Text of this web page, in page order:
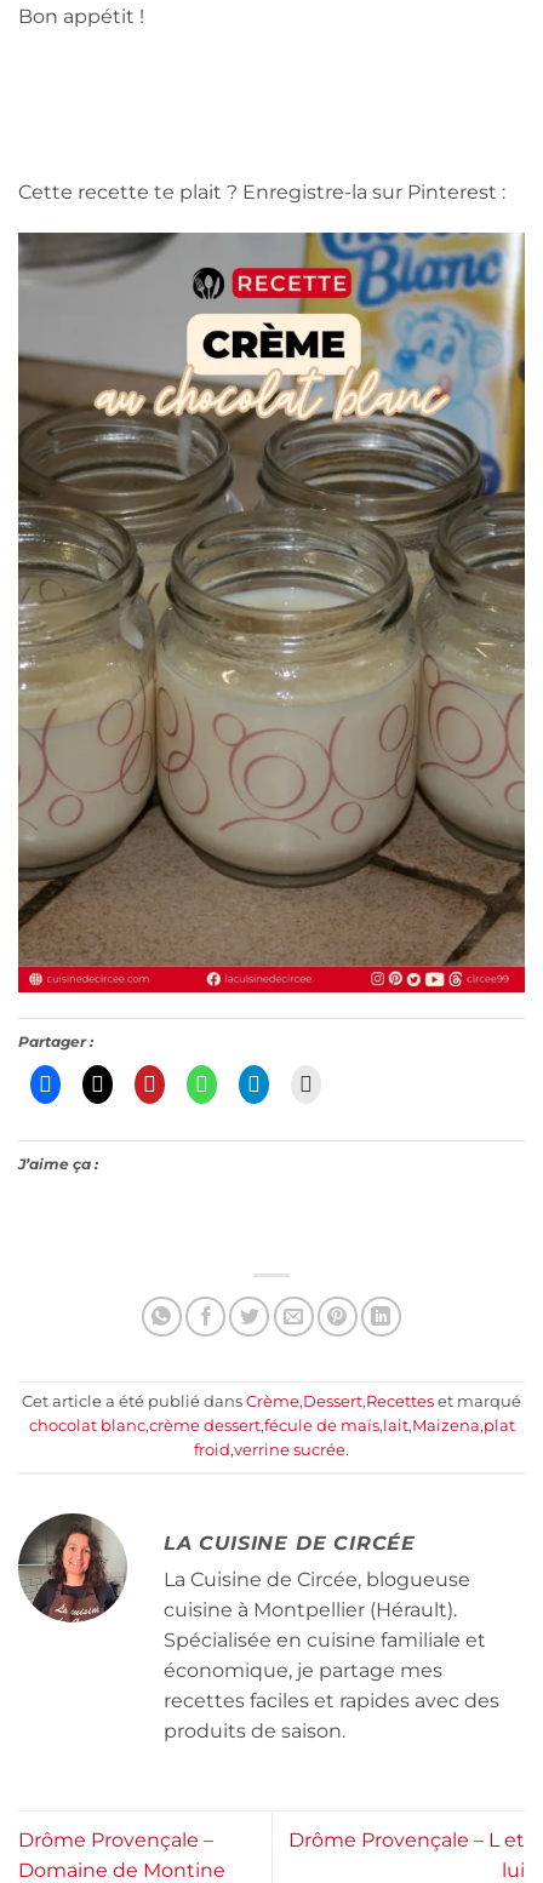
Bon appétit !
Cette recette te plait ? Enregistre-la sur Pinterest :
Partager :
J’aime ça :
Cet article a été publié dans Crème,Dessert,Recettes et marqué
chocolat blanc,crème dessert,fécule de maïs,lait,Maizena,plat
froid,verrine sucrée.
LA CUISINE DE CIRCÉE
La Cuisine de Circée, blogueuse
cuisine à Montpellier (Hérault).
Spécialisée en cuisine familiale et
économique, je partage mes
recettes faciles et rapides avec des
produits de saison.
Drôme Provençale –
Domaine de Montine
Drôme Provençale – L et
lui